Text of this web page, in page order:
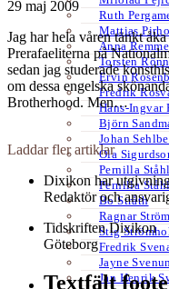
Ruth
Mattias
Anna
Torsten
Ervin
Fredrik
Hans-Ingvar
Björn
Johan
Ola
Pernilla Ståhl
Pernilla
Bo Stråth
Ragnar
Stig
Fredrik
Jayne
Jan Henrik
29 maj 2009
Jag har hela våren tänkt
Prerafaeliterna på
sedan jag studerade
om dessa engelska
Brotherhood. Men…
Laddar fler artiklar
Dixikon har
Redaktör och
Tidskriften Dixikon
Göteborg
Textfält